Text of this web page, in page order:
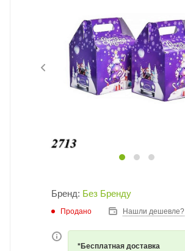
Бренд: Без Бренду
Продано Нашли дешевле?
*Бесплатная доставка